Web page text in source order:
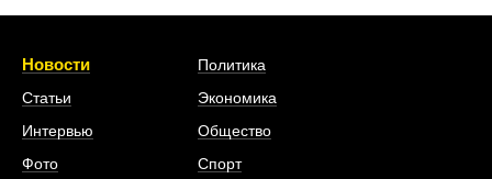
Новости
Статьи
Интервью
Фото
Политика
Экономика
Общество
Спорт